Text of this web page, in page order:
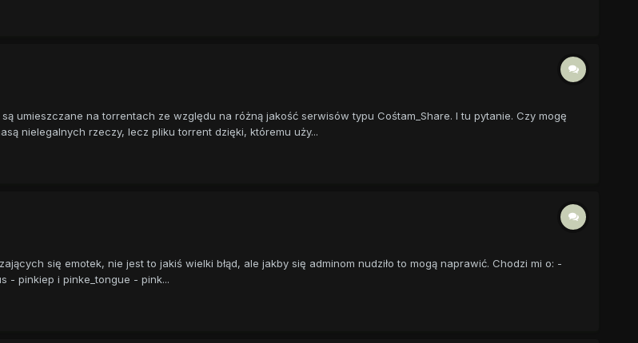
umieszczane na torrentach ze względu na różną jakość serwisów typu Cośtam_Share. I tu pytanie. Czy mogę
nielegalnych rzeczy, lecz pliku torrent dzięki, któremu uży...
się emotek, nie jest to jakiś wielki błąd, ale jakby się adminom nudziło to mogą naprawić. Chodzi mi o: -
- pinkiep i pinke_tongue - pink...